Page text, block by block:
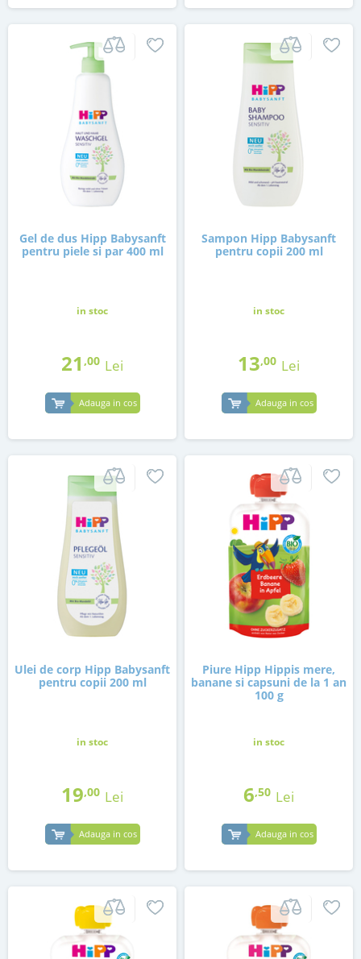
Gel de dus Hipp Babysanft
pentru piele si par 400 ml
in stoc
21 ,00 Lei
Adauga in cos
Sampon Hipp Babysanft
pentru copii 200 ml
in stoc
13,00 Lei
Adauga in cos
Ulei de corp Hipp Babysanft
pentru copii 200 ml
in stoc
19,00 Lei
Adauga in cos
Piure Hipp Hippis mere,
banane si capsuni de la 1 an
100 g
in stoc
6,50 Lei
Adauga in cos